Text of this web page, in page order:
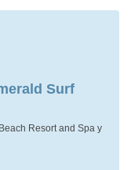
Surf
Resort and Spa y